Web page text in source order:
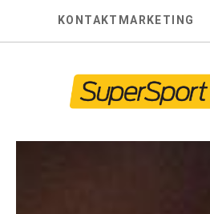
KONTAKT MARKETING